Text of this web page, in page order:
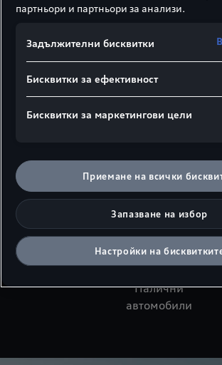
A3
Конфигуратор
Тестово
Налични
автомобили
партньори и партньори за анализи.
Задължителни бисквитки
Бисквитки за ефективност
Бисквитки за маркетингови цели
Приемане на всички
Запазване на избор
Настройки на